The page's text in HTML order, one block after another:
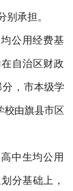
承担。
公用经费基
自治区财政
， 市本级学
校由旗县市区
中生均公用
分基础上，